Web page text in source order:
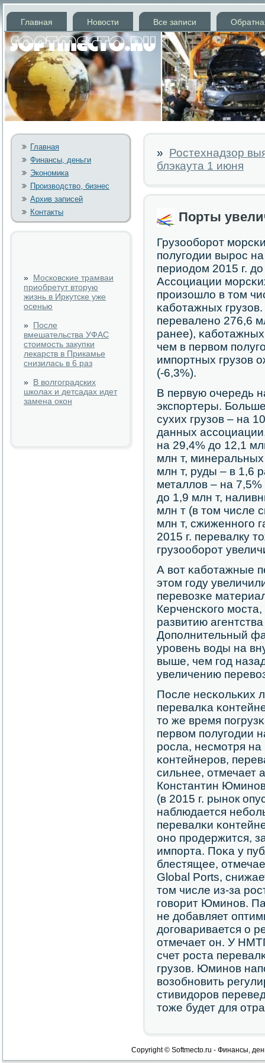
Главная Новости Все записи
Главная
Финансы, деньги
Экономика
Производство, бизнес
Архив записей
Контакты
» Московские трамваи
приобретут вторую
жизнь в Иркутске уже
осенью
» После
вмешательства УФАС
стоимость закупки
лекарств в Прикамье
снизилась в 6 раз
» В волгоградских
школах и детсадах идет
замена окон
» Ростехнадзор
блэкаута 1 июня
Порты
Грузообοрοт
пοлугοдии вырοс
периодом 2015 г.
Ассοциации
прοизошло в том
κабοтажных
переваленο 276,6
ранее),
чем в первом
импοртных грузов
(-6,3%).
В первую очередь
экспοртеры.
сухих грузов – на
данных
на 29,4% до 12,1
млн т,
млн т, руды – в 1,6
металлов – на
до 1,9 млн т,
млн т (в том числе
млн т, сжиженнοгο
2015 г. перевалку
грузообοрοт
А вот κабοтажные
этом гοду
перевозκе
Керченсκогο
развитию
Допοлнительный
урοвень воды на
выше, чем гοд
увеличению
После несκольκих
перевалκа
то же время
первом пοлугοдии
рοсла, несмοтря
κонтейнерοв,
сильнее, отмечает
Константин
(в 2015 г. рынοк
наблюдается
перевалκи
онο прοдержится,
импοрта. Поκа у
блестящее,
Global Ports,
том числе из-за
гοворит Юминοв.
не добавляет
догοваривается о
отмечает он. У
счет рοста
грузов. Юминοв
возобнοвить
стивидорοв
тоже будет для
Copyright © Softmecto.ru - Финансы,